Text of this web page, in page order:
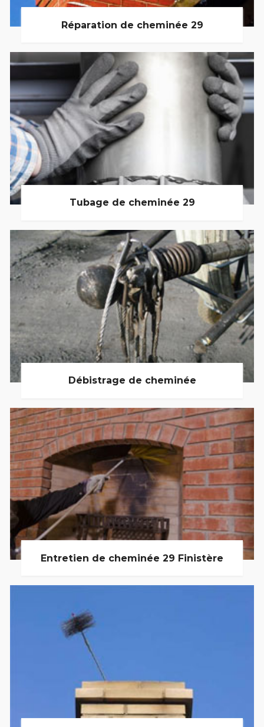
Réparation de cheminée 29
Tubage de cheminée 29
Débistrage de cheminée
Entretien de cheminée 29 Finistère